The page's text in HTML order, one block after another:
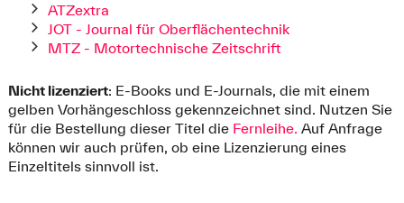
ATZextra
JOT - Journal für Oberflächentechnik
MTZ - Motortechnische Zeitschrift
Nicht lizenziert: E-Books und E-Journals, die mit einem
gelben Vorhängeschloss gekennzeichnet sind. Nutzen Sie
für die Bestellung dieser Titel die Fernleihe. Auf Anfrage
können wir auch prüfen, ob eine Lizenzierung eines
Einzeltitels sinnvoll ist.